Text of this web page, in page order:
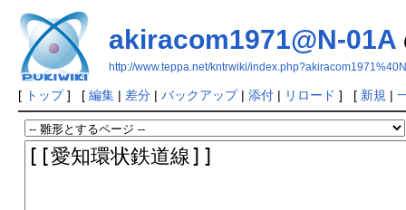
akiracom1971@N-01A
http://www.teppa.net/kntrwiki/
[ トップ] [ 編集| 差分| バックアップ| 添付| リロード ] [ 新規 |